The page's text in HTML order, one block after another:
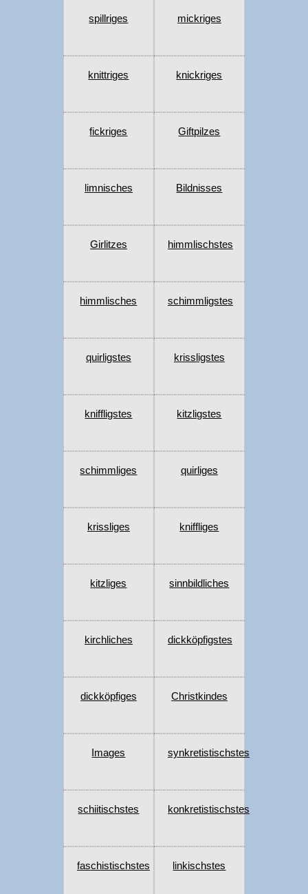
spillriges mickriges
knittriges knickriges
fickriges Giftpilzes
limnisches Bildnisses
Girlitzes himmlischstes
himmlisches schimmligstes
quirligstes krissligstes
kniffligstes kitzligstes
schimmliges quirliges
krissliges kniffliges
kitzliges sinnbildliches
kirchliches dickköpfigstes
dickköpfiges Christkindes
Images synkretistischstes
schiitischstes konkretistischstes
faschistischstes linkischstes